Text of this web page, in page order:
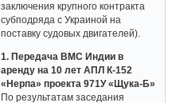
заключения крупного контракта
субподряда с Украиной на
поставку судовых двигателей).
1. Передача ВМС Индии в
аренду на 10 лет АПЛ К-152
«Нерпа» проекта 971У «Щука-Б»
По результатам заседания